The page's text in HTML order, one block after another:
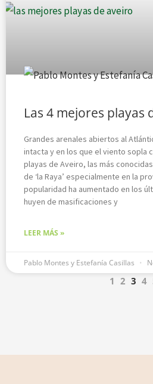
Las 4 mejores playas
Grandes arenales abiertos al
intacta y en los que el viento sopla
playas de Aveiro, las más
de ‘la Raya’ especialmente en la
popularidad ha aumentado en los
huyen de masificaciones y
LEER MÁS »
Pablo Montes y Estefanía Casillas
1 2 3 4